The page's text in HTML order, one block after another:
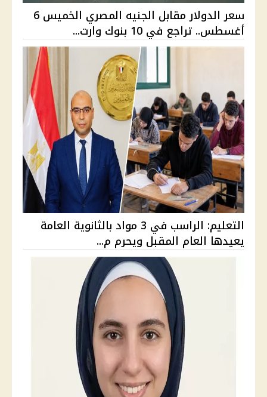
سعر الدولار مقابل الجنيه المصري الخميس 6
أغسطس.. تراجع في 10 بنوك وارت...
التعليم: الراسب في 3 مواد بالثانوية العامة
يعيدها العام المقبل ويحرم م...